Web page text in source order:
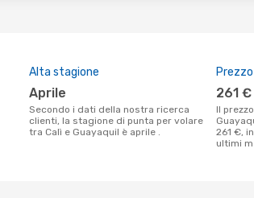
Alta stagione
aprile
Secondo i dati della nostra ricerca
clienti, la stagione di punta per volare
tra Calì e Guayaquil è aprile .
261 €
Il prezzo medio di un volo Calì -
261 €,
ultimi